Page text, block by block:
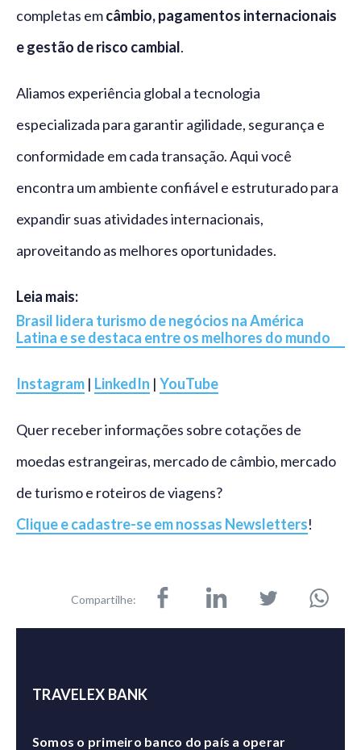
completas emcâmbio, pagamentos internacionais
e gestão de risco cambial.
Aliamos experiência global a tecnologia
especializada para garantir agilidade, segurança e
conformidade em cada transação. Aqui você
encontra um ambiente confiável e estruturado para
expandir suas atividades internacionais,
aproveitando as melhores oportunidades.
Leia mais:
Brasil lidera turismo de negócios na América
Latina e se destaca entre os melhores do mundo
Instagram | LinkedIn | YouTube
Quer receber informações sobre cotações de
moedas estrangeiras, mercado de câmbio, mercado
de turismo e roteiros de viagens?
Clique e cadastre-se em nossas Newsletters!
Compartilhe:
TRAVELEX BANK
Somos o primeiro banco do país a operar